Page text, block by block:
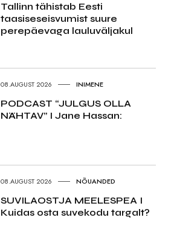
Tallinn tähistab Eesti
taasiseseisvumist suure
perepäevaga lauluväljakul
08.AUGUST 2026 INIMENE
PODCAST “JULGUS OLLA
NÄHTAV” I Jane Hassan:
08.AUGUST 2026 NÕUANDED
SUVILAOSTJA MEELESPEA I
Kuidas osta suvekodu targalt?